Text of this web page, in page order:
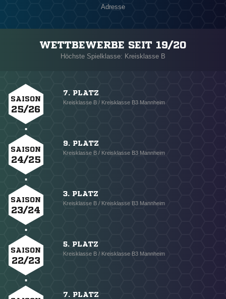
Adresse
WETTBEWERBE SEIT 19/20
Höchste Spielklasse: Kreisklasse B
SAISON
25/26
7. PLATZ
Kreisklasse B / Kreisklasse B3 Mannheim
SAISON
24/25
9. PLATZ
Kreisklasse B / Kreisklasse B3 Mannheim
SAISON
23/24
3. PLATZ
Kreisklasse B / Kreisklasse B3 Mannheim
SAISON
22/23
5. PLATZ
Kreisklasse B / Kreisklasse B3 Mannheim
7. PLATZ